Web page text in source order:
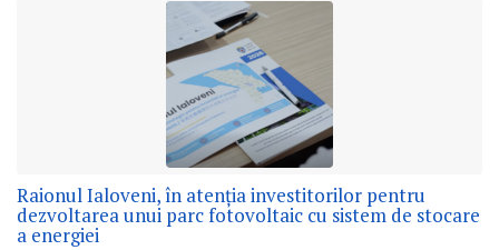
Raionul Ialoveni, în atenția investitorilor pentru
dezvoltarea unui parc fotovoltaic cu sistem de stocare
a energiei